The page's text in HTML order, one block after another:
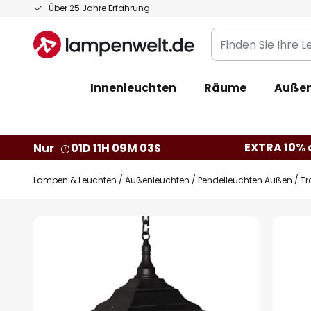
Über 25 Jahre Erfahrung
Zum
springen
Finden
Sie
Leuchte...
Innenleuchten Räume
Nur
01D 11H 09M 02S EXTRA
Lampen & Leuchten Außenleuchten Pendelleuchten Außen